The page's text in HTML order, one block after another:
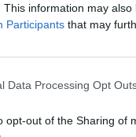
This information may
Participants that may
Data Processing Opt
opt-out of the Sharing of
να λαμβάνεται
άλλωστε
και η
αλλά και
μονάδες, να